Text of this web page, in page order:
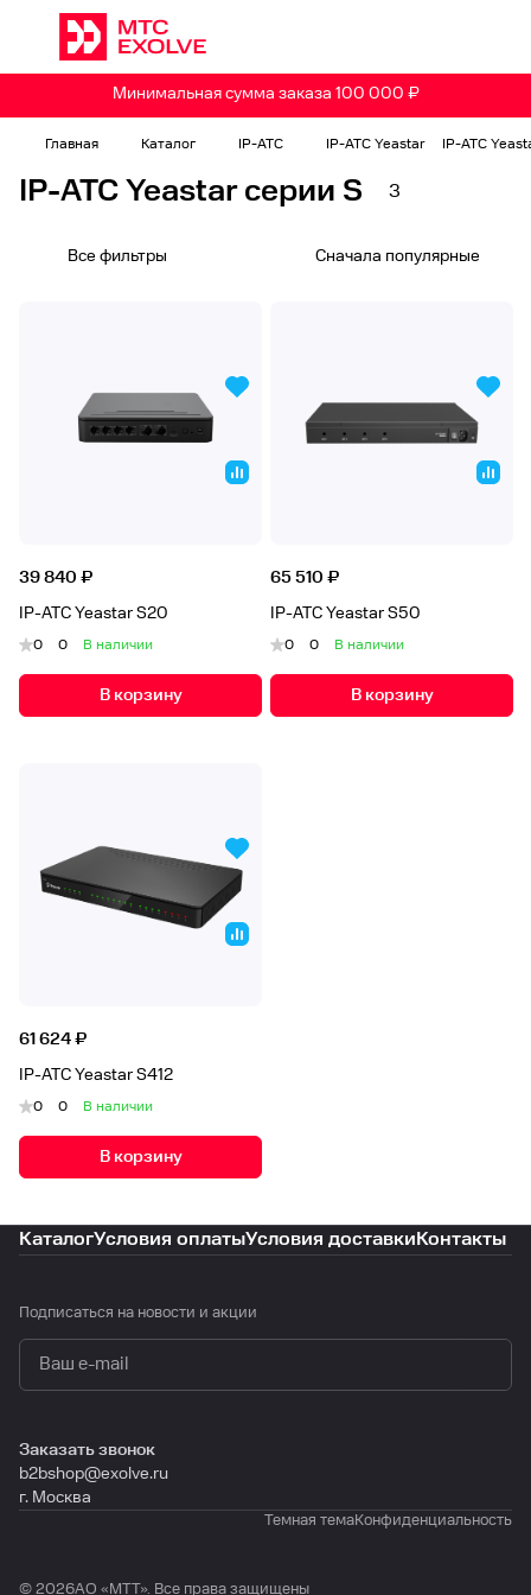
Минимальная сумма заказа 100 000 ₽
Главная Каталог IP-АТС IP-АТС Yeastar IP-АТС
IP-АТС Yeastar серии S 3
Все фильтры Сначала популярные
39 840 ₽
IP-АТС Yeastar S20
0 0 В наличии
В корзину
65 510 ₽
IP-АТС Yeastar S50
0 0 В наличии
В корзину
61 624 ₽
IP-АТС Yeastar S412
0 0 В наличии
В корзину
КаталогУсловия оплатыУсловия доставкиКонтакты
Подписаться на новости и акции
Заказать звонок
b2bshop@exolve.ru
г. Москва
Темная темаКонфиденциальность
© 2026АО «МTТ». Все права защищены